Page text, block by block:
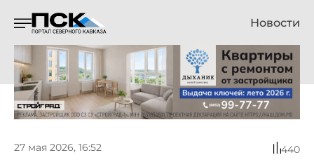
Новости
27 мая 2026, 16:52 440